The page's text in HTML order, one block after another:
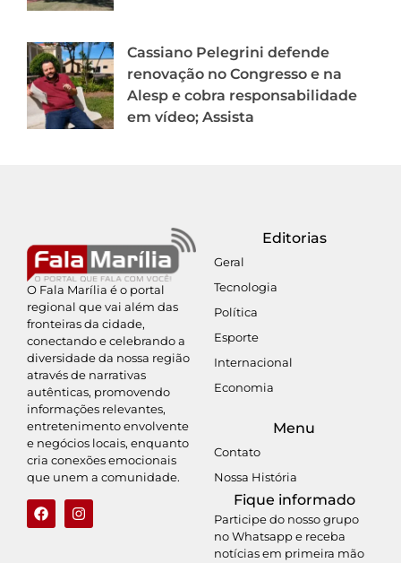
Cassiano Pelegrini defende
renovação no Congresso e na
Alesp e cobra responsabilidade
em vídeo; Assista
O Fala Marília é o portal
regional que vai além das
fronteiras da cidade,
conectando e celebrando a
diversidade da nossa região
através de narrativas
autênticas, promovendo
informações relevantes,
entretenimento envolvente
e negócios locais, enquanto
cria conexões emocionais
que unem a comunidade.
Editorias
Geral
Tecnologia
Política
Esporte
Internacional
Economia
Menu
Contato
Nossa História
Fique informado
Participe do nosso grupo
no Whatsapp e receba
notícias em primeira mão